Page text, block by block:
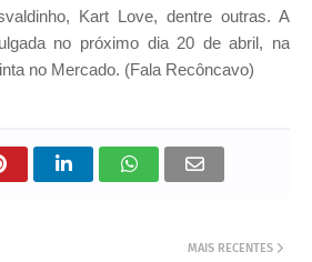
Kart Love, dentre outras. A
no próximo dia 20 de abril, na
no Mercado. (Fala Recôncavo)
MAIS RECENTES